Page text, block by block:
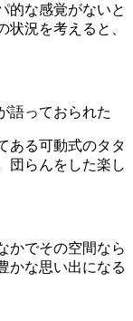
的な感覚がないと
況を考えると、
語っておられた
ある可動式のタタ
団らんをした楽し
かでその空間なら
かな思い出になる